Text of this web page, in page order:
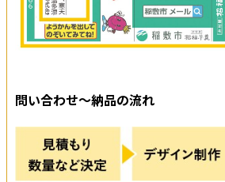
問い合わせ～納品の流れ